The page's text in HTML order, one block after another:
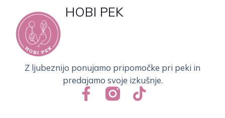
HOBI PEK
Z ljubeznijo ponujamo pripomočke pri peki in
predajamo svoje izkušnje.